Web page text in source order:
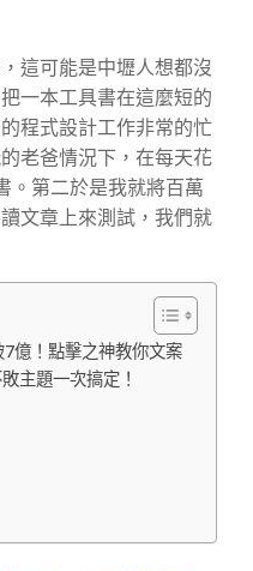
這可能是中壢人想都沒
一本工具書在這麼短的
程式設計工作非常的忙
老爸情況下，在每天花
。第二於是我就將百萬
文章上來測試，我們就
億！點擊之神教你文案
主題一次搞定！